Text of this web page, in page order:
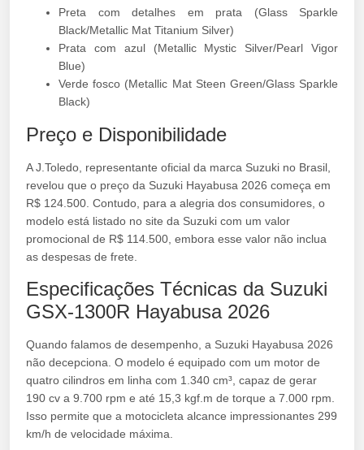
Preta com detalhes em prata (Glass Sparkle
Black/Metallic Mat Titanium Silver)
Prata com azul (Metallic Mystic Silver/Pearl Vigor
Blue)
Verde fosco (Metallic Mat Steen Green/Glass Sparkle
Black)
Preço e Disponibilidade
A J.Toledo, representante oficial da marca Suzuki no Brasil,
revelou que o preço da Suzuki Hayabusa 2026 começa em
R$ 124.500. Contudo, para a alegria dos consumidores, o
modelo está listado no site da Suzuki com um valor
promocional de R$ 114.500, embora esse valor não inclua
as despesas de frete.
Especificações Técnicas da Suzuki
GSX-1300R Hayabusa 2026
Quando falamos de desempenho, a Suzuki Hayabusa 2026
não decepciona. O modelo é equipado com um motor de
quatro cilindros em linha com 1.340 cm³, capaz de gerar
190 cv a 9.700 rpm e até 15,3 kgf.m de torque a 7.000 rpm.
Isso permite que a motocicleta alcance impressionantes 299
km/h de velocidade máxima.